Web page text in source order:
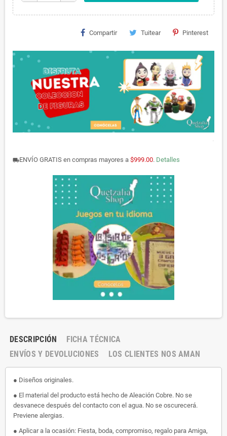
Compartir Tuitear Pinterest
.
local_shippingENVÍO GRATIS en compras mayores a $999.00. Detalles
DESCRIPCIÓN
FICHA TÉCNICA
ENVÍOS Y DEVOLUCIONES
LOS CLIENTES NOS AMAN
● Diseños originales.
● El material del producto está hecho de Aleación Cobre. No se
desvanece después del contacto con el agua. No se oscurecerá.
Previene alergias.
● Aplicar a la ocasión: Fiesta, boda, compromiso, regalo para Amiga,